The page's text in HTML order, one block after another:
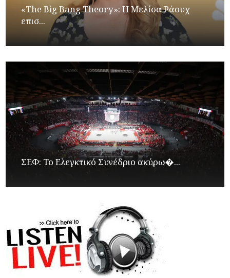
«The Big Bang Theory»: Η Μελίσα Ράουχ
επισ...
ΣΕΦ: Το Ελεγκτικό Συνέδριο ακύρω�...